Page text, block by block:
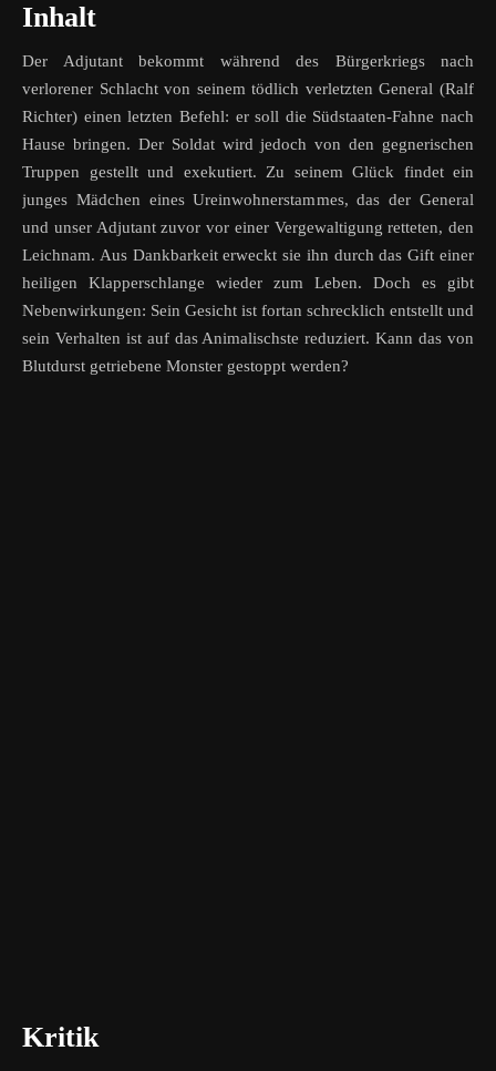
Inhalt
Der Adjutant bekommt während des Bürgerkriegs nach
verlorener Schlacht von seinem tödlich verletzten General (Ralf
Richter) einen letzten Befehl: er soll die Südstaaten-Fahne nach
Hause bringen. Der Soldat wird jedoch von den gegnerischen
Truppen gestellt und exekutiert. Zu seinem Glück findet ein
junges Mädchen eines Ureinwohnerstammes, das der General
und unser Adjutant zuvor vor einer Vergewaltigung retteten, den
Leichnam. Aus Dankbarkeit erweckt sie ihn durch das Gift einer
heiligen Klapperschlange wieder zum Leben. Doch es gibt
Nebenwirkungen: Sein Gesicht ist fortan schrecklich entstellt und
sein Verhalten ist auf das Animalischste reduziert. Kann das von
Blutdurst getriebene Monster gestoppt werden?
Kritik